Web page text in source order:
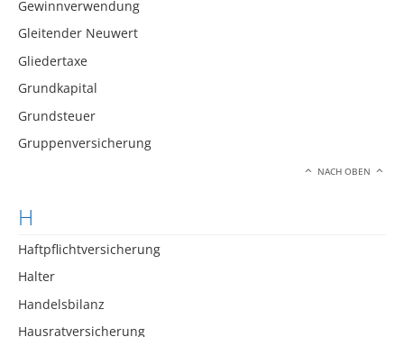
Gewinnverwendung
Gleitender Neuwert
Gliedertaxe
Grundkapital
Grundsteuer
Gruppenversicherung
NACH OBEN
H
Haftpflichtversicherung
Halter
Handelsbilanz
Hausratversicherung